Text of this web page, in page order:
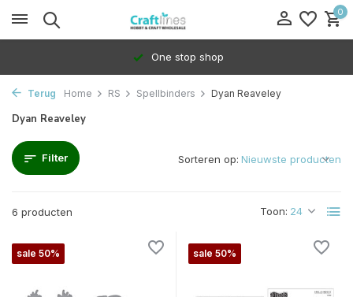
0
One stop shop
Terug Home RS Spellbinders Dyan Reaveley
Dyan Reaveley
Filter
6 producten Toon:
Sorteren op:
sale 50% sale 50%